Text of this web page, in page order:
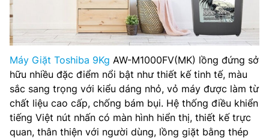
Máy Giặt Toshiba 9Kg AW-M1000FV(MK) lồng đứng sở
hữu nhiều đặc điểm nổi bật như thiết kế tinh tế, màu
sắc sang trọng với kiểu dáng nhỏ, vỏ máy được làm từ
chất liệu cao cấp, chống bám bụi. Hệ thống điều khiển
tiếng Việt nút nhấn có màn hình hiển thị, thiết kế trực
quan, thân thiện với người dùng, lồng giặt bằng thép